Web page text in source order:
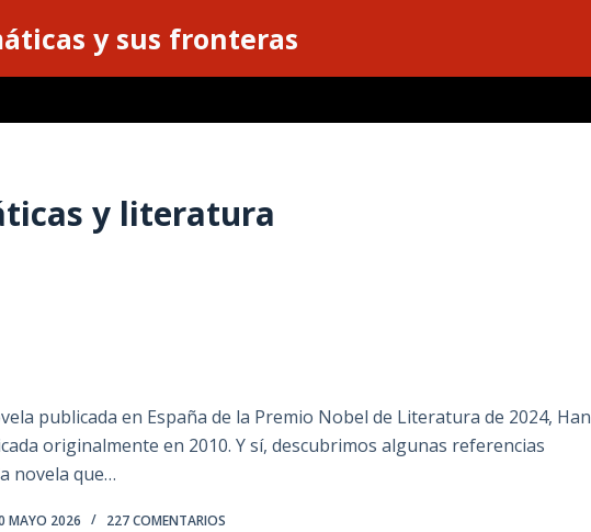
y sus fronteras
y literatura
publicada en España de la Premio Nobel de Literatura de 2024, Han
originalmente en 2010. Y sí, descubrimos algunas referencias
novela que…
MAYO 2026 227 COMENTARIOS